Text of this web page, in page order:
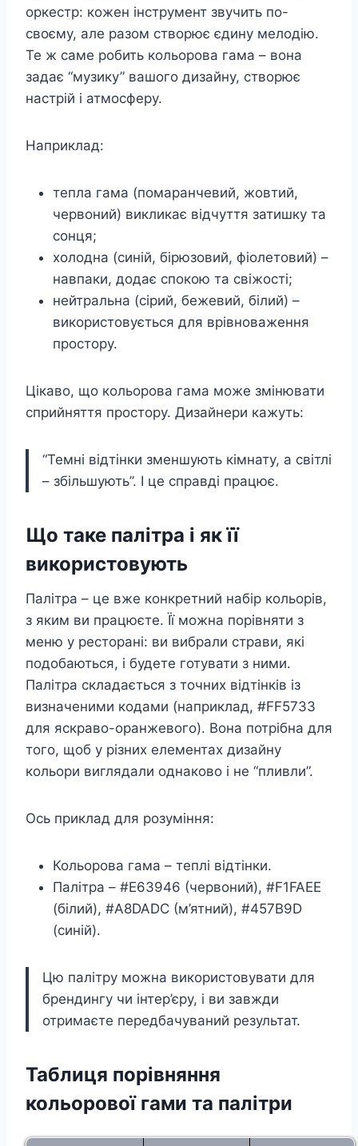
оркестр: кожен інструмент звучить по-
своєму, але разом створює єдину мелодію.
Те ж саме робить кольорова гама – вона
задає “музику” вашого дизайну, створює
настрій і атмосферу.
Наприклад:
тепла гама (помаранчевий, жовтий,
червоний) викликає відчуття затишку та
сонця;
холодна (синій, бірюзовий, фіолетовий) –
навпаки, додає спокою та свіжості;
нейтральна (сірий, бежевий, білий) –
використовується для врівноваження
простору.
Цікаво, що кольорова гама може змінювати
сприйняття простору. Дизайнери кажуть:
“Темні відтінки зменшують кімнату, а світлі
– збільшують”. І це справді працює.
Що таке палітра і як її
використовують
Палітра – це вже конкретний набір кольорів,
з яким ви працюєте. Її можна порівняти з
меню у ресторані: ви вибрали страви, які
подобаються, і будете готувати з ними.
Палітра складається з точних відтінків із
визначеними кодами (наприклад, #FF5733
для яскраво-оранжевого). Вона потрібна для
того, щоб у різних елементах дизайну
кольори виглядали однаково і не “пливли”.
Ось приклад для розуміння:
Кольорова гама – теплі відтінки.
Палітра – #E63946 (червоний), #F1FAEE
(білий), #A8DADC (м’ятний), #457B9D
(синій).
Цю палітру можна використовувати для
брендингу чи інтер’єру, і ви завжди
отримаєте передбачуваний результат.
Таблиця порівняння
кольорової гами та палітри